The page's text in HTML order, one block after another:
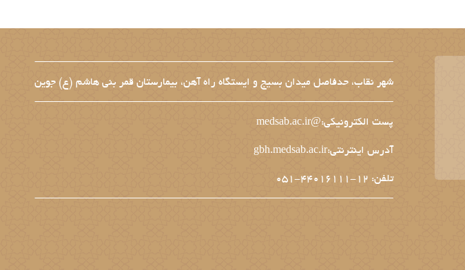
شهر نقاب، حدفاصل میدان بسیج و ایستگاه راه آهن، بیمارستان قمر بنی هاشم (ع) جوین
پست الکترونیکی:@medsab.ac.ir
آدرس اینترنتی:gbh.medsab.ac.ir
تلفن: 12-44016111-051